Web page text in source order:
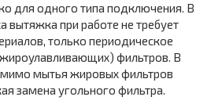
для одного типа подключения. В
вытяжка при работе не требует
только периодическое
фильтров. В
мытья жировых фильтров
замена угольного фильтра.